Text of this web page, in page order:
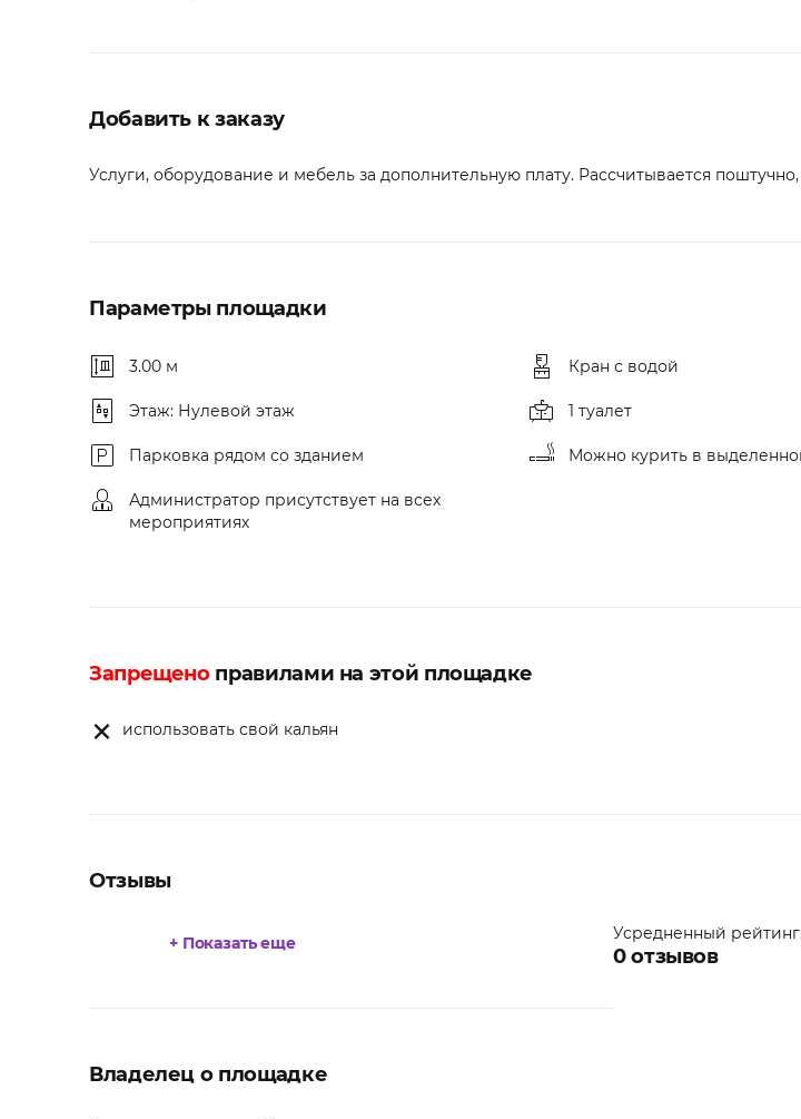
Добавить к заказу
Услуги, оборудование и мебель за дополнительную плату. Рассчитывается
Параметры площадки
3.00 м
Этаж: Нулевой этаж
Парковка рядом со зданием
Администратор присутствует на всех
мероприятиях
Кран с водой
1 туалет
Можно курить в
Запрещеноправилами на этой площадке
использовать свой кальян
Отзывы
Усредненный рейтинг:
0отзывов
+ Показать еще
Владелец о площадке